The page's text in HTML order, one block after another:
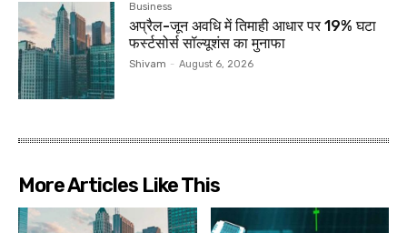
Business
अप्रैल-जून अवधि में तिमाही आधार पर 19% घटा
फर्स्टसोर्स सॉल्यूशंस का मुनाफा
Shivam - August 6, 2026
More Articles Like This